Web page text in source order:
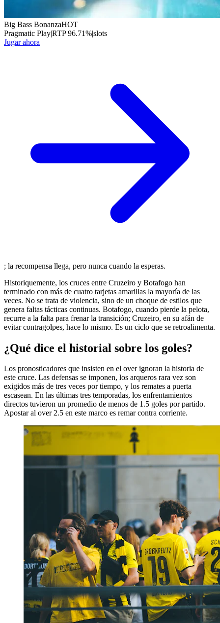
Big Bass BonanzaHOT
Pragmatic Play|RTP96.71%|slots
Jugar ahora
; la recompensa llega, pero nunca cuando la esperas.
Historiquemente, los cruces entre Cruzeiro y Botafogo han
terminado con más de cuatro tarjetas amarillas la mayoría de las
veces. No se trata de violencia, sino de un choque de estilos que
genera faltas tácticas continuas. Botafogo, cuando pierde la pelota,
recurre a la falta para frenar la transición; Cruzeiro, en su afán de
evitar contragolpes, hace lo mismo. Es un ciclo que se retroalimenta.
¿Qué dice el historial sobre los goles?
Los pronosticadores que insisten en el over ignoran la historia de
este cruce. Las defensas se imponen, los arqueros rara vez son
exigidos más de tres veces por tiempo, y los remates a puerta
escasean. En las últimas tres temporadas, los enfrentamientos
directos tuvieron un promedio de menos de 1.5 goles por partido.
Apostar al over 2.5 en este marco es remar contra corriente.